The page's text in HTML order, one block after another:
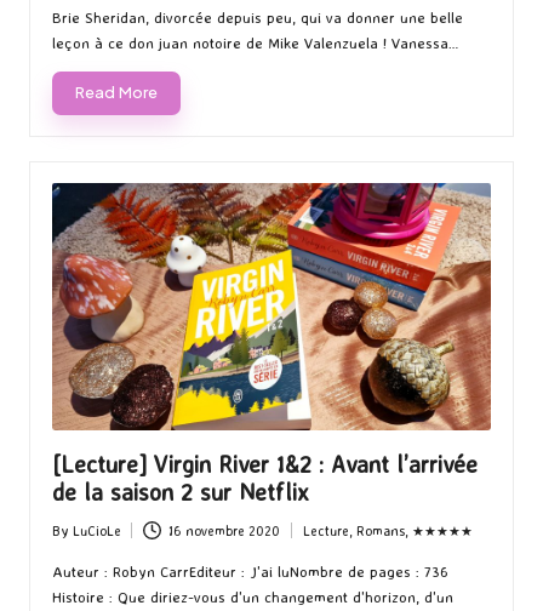
Brie Sheridan, divorcée depuis peu, qui va donner une belle
leçon à ce don juan notoire de Mike Valenzuela ! Vanessa…
Read More
[Lecture] Virgin River 1&2 : Avant l’arrivée
de la saison 2 sur Netflix
Posted
by
By LuCioLe 16 novembre 2020
Posted
Lecture, Romans, ★★★★★
Auteur : Robyn CarrEditeur : J'ai luNombre de pages : 736
Histoire : Que diriez-vous d'un changement d'horizon, d'un